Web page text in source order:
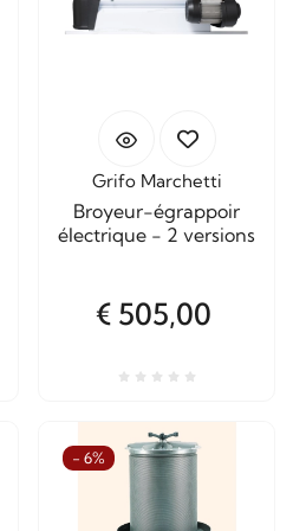
Grifo Marchetti
Broyeur-égrappoir
électrique - 2 versions
€ 505,00
- 6%